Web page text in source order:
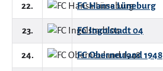
22. FC Hansa Lüneburg
23. FC Ingolstadt 04
24. FC Oberneuland 1948